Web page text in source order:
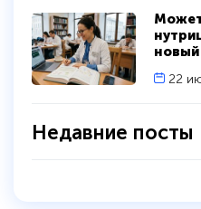
Недавние посты
новый
22